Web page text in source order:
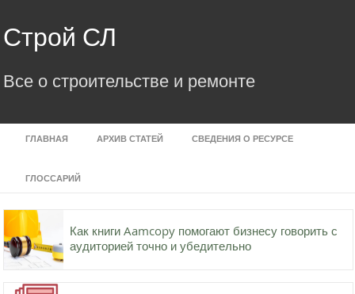
to
content
Строй СЛ
Все о строительстве и ремонте
ГЛАВНАЯ АРХИВ СТАТЕЙ СВЕДЕНИЯ О РЕСУРСЕ
ГЛОССАРИЙ
Как книги Aamcopy помогают бизнесу говорить с
аудиторией точно и убедительно